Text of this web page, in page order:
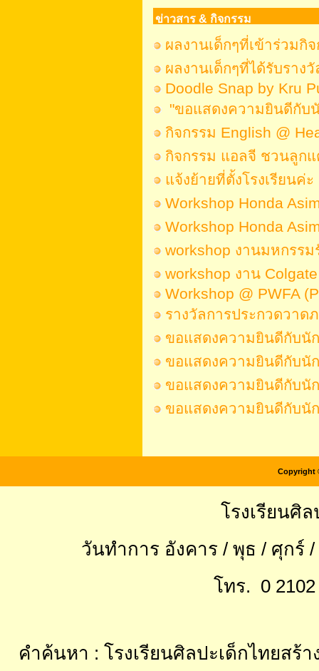
ข่าวสาร & กิจกรรม
ผลงานเด็กๆที่เข้าร่วม
ผลงานเด็กๆที่ได้รับรา
Doodle Snap by Kru
"ขอแสดงความยินดีกับ
กิจกรรม English @
กิจกรรม แอลจี ชวนลูก
แจ้งย้ายที่ตั้งโรงเรียนค่ะ
Workshop Honda
Workshop Honda
workshop งานมหกรร
workshop งาน
Workshop @ PWFA
รางวัลการประกวดวาด
ขอแสดงความยินดีกับนั
ขอแสดงความยินดีกับนั
ขอแสดงความยินดีกับนั
ขอแสดงความยินดีกับนั
Copyright
โรงเรียนศิ
วันทำการ อังคาร / พุธ / ศุกร์
โทร. 0 2102
คำค้นหา : โรงเรียนศิลปะเด็กไทยสร้า